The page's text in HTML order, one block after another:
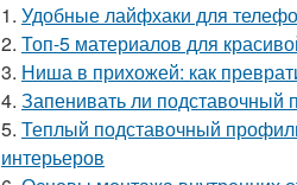
1. Удобные лайфхаки для
2. Топ-5 материалов для
3. Ниша в прихожей: как
4. Запенивать ли подставочный
5. Теплый подставочный
интерьеров